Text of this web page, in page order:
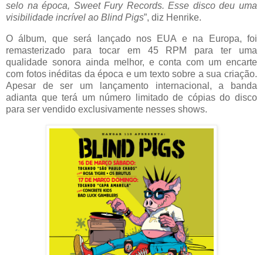
selo na época, Sweet Fury Records. Esse disco deu uma
visibilidade incrível ao Blind Pigs”, diz Henrike.
O álbum, que será lançado nos EUA e na Europa, foi
remasterizado para tocar em 45 RPM para ter uma
qualidade sonora ainda melhor, e conta com um encarte
com fotos inéditas da época e um texto sobre a sua criação.
Apesar de ser um lançamento internacional, a banda
adianta que terá um número limitado de cópias do disco
para ser vendido exclusivamente nesses shows.